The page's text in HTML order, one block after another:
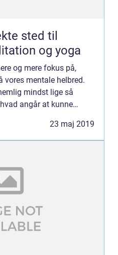
sted til
og yoga
og mere fokus på,
vores mentale helbred.
mindst lige så
angår at kunne
23 maj 2019